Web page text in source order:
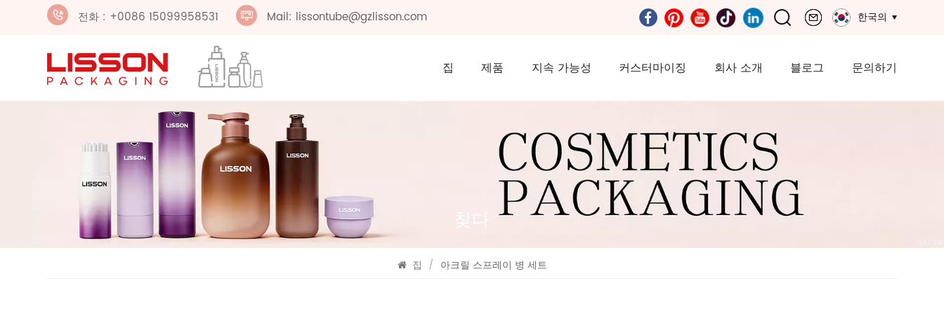
전화 : +0086 15099958531 Mail: lissontube@gzlisson.com 한국의
집 제품 지속 가능성 커스터마이징 회사 소개 블로그 문의하기
찾다
집 / 아크릴 스프레이 병 세트